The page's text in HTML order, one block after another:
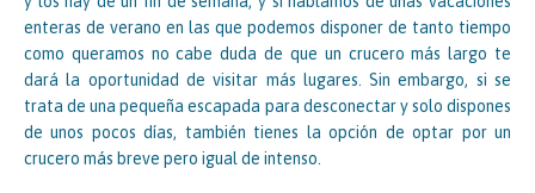
enteras de verano en las que podemos disponer de tanto tiempo
como queramos no cabe duda de que un crucero más largo te
dará la oportunidad de visitar más lugares. Sin embargo, si se
trata de una pequeña escapada para desconectar y solo dispones
de unos pocos días, también tienes la opción de optar por un
crucero más breve pero igual de intenso.